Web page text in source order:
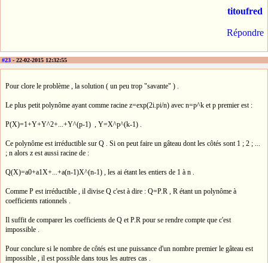
titoufred
Répondre
#23 - 22-02-2015 12:32:55
Pour clore le problème , la solution ( un peu trop "savante" ) .
Le plus petit polynôme ayant comme racine z=exp(2i.pi/n) avec n=p^k et p premier est :
P(X)=1+Y+Y^2+...+Y^(p-1) , Y=X^p^(k-1) .
Ce polynôme est irréductible sur Q . Si on peut faire un gâteau dont les côtés sont 1 ; 2 ; ...
; n alors z est aussi racine de :
Q(X)=a0+a1X+...+a(n-1)X^(n-1) , les ai étant les entiers de 1 à n .
Comme P est irréductible , il divise Q c'est à dire : Q=P.R , R étant un polynôme à
coefficients rationnels .
Il suffit de comparer les coefficients de Q et P.R pour se rendre compte que c'est
impossible .
Pour conclure si le nombre de côtés est une puissance d'un nombre premier le gâteau est
impossible , il est possible dans tous les autres cas .